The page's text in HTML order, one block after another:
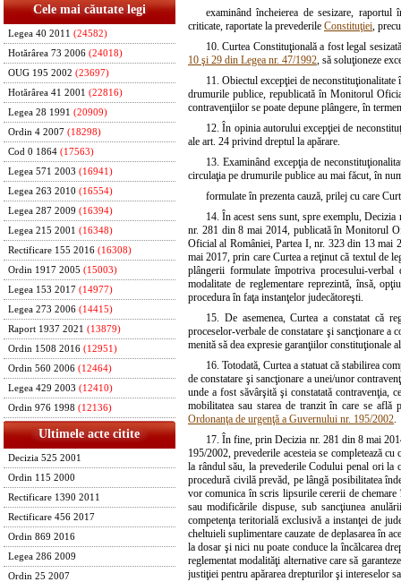
Cele mai căutate legi
Legea 40 2011 (24582)
Hotărârea 73 2006 (24018)
OUG 195 2002 (23697)
Hotărârea 41 2001 (22816)
Legea 28 1991 (20909)
Ordin 4 2007 (18298)
Cod 0 1864 (17563)
Legea 571 2003 (16941)
Legea 263 2010 (16554)
Legea 287 2009 (16394)
Legea 215 2001 (16348)
Rectificare 155 2016 (16308)
Ordin 1917 2005 (15003)
Legea 153 2017 (14977)
Legea 273 2006 (14415)
Raport 1937 2021 (13879)
Ordin 1508 2016 (12951)
Ordin 560 2006 (12464)
Legea 429 2003 (12410)
Ordin 976 1998 (12136)
Ultimele acte citite
Decizia 525 2001
Ordin 115 2000
Rectificare 1390 2011
Rectificare 456 2017
Ordin 869 2016
Legea 286 2009
Ordin 25 2007
examinând încheierea de sesizare,
criticate, raportate la prevederile Constituţiei,
10. Curtea Constituţională a fost legal
10 şi 29 din Legea nr. 47/1992, să soluţioneze
11. Obiectul excepţiei de
drumurile publice, republicată în Monitorul
contravenţiilor se poate depune plângere, în
12. În opinia autorului excepţiei de
ale art. 24 privind dreptul la apărare.
13. Examinând excepţia de
circulaţia pe drumurile publice au mai făcut, în
formulate în prezenta cauză, prilej cu care
14. În acest sens sunt, spre exemplu,
nr. 281 din 8 mai 2014, publicată în Monitorul
Oficial al României, Partea I, nr. 323 din 13 mai
mai 2017, prin care Curtea a reţinut că textul de
plângerii formulate împotriva procesului-verbal
modalitate de reglementare reprezintă, însă,
procedura în faţa instanţelor judecătoreşti.
15. De asemenea, Curtea a constatat că
proceselor-verbale de constatare şi sancţionare
menită să dea expresie garanţiilor constituţionale
16. Totodată, Curtea a statuat că stabilirea
de constatare şi sancţionare a unei/unor
unde a fost săvârşită şi constatată contravenţia,
mobilitatea sau starea de tranzit în care se află
Ordonanţa de urgenţă a Guvernului nr. 195/2002.
17. În fine, prin Decizia nr. 281 din 8 mai
195/2002, prevederile acesteia se completează
la rândul său, la prevederile Codului penal ori
procedură civilă prevăd, pe lângă posibilitatea
vor comunica în scris lipsurile cererii de
sau modificările dispuse, sub sancţiunea
competenţa teritorială exclusivă a instanţei de
cheltuieli suplimentare cauzate de deplasarea în
la dosar şi nici nu poate conduce la încălcarea
reglementat modalităţi alternative care să
justiţiei pentru apărarea drepturilor şi intereselor